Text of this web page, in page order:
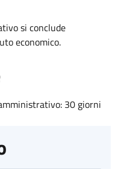
si conclude
economico.
30 giorni